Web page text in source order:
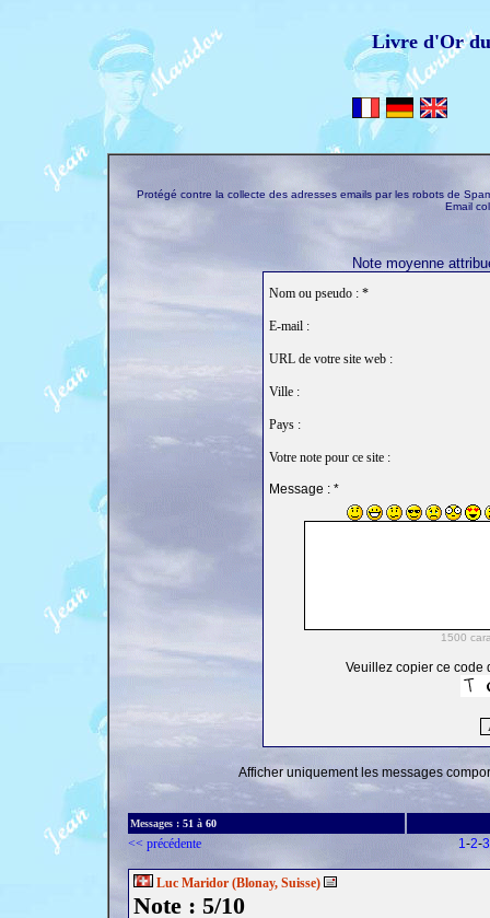
Livre d'Or
Protégé contre la collecte des adresses emails par les robots de
Email
Note moyenne
Nom ou pseudo : *
E-mail :
URL de votre site web :
Ville :
Pays :
Votre note pour ce site :
Message : *
Veuillez copier ce code
Afficher uniquement les messages
Messages : 51 à 60
<< précédente 1-2-3
Luc Maridor (Blonay, Suisse)
Note : 5/10